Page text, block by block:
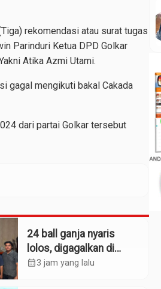
rekomendasi atau surat tugas
Parinduri Ketua DPD Golkar
Atika Azmi Utami.
gagal mengikuti bakal Cakada
dari partai Golkar tersebut
24 ball ganja nyaris
lolos, digagalkan di
Simpang Empat
calendar_month3 jam yang lalu